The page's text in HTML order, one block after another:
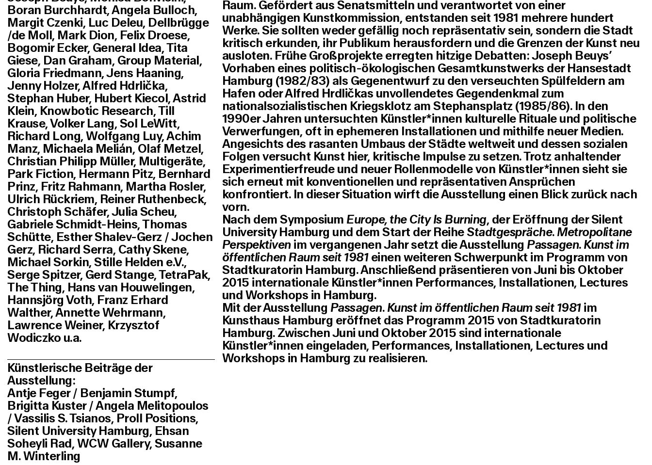
Boran Burchhardt, Angela Bulloch,
Margit Czenki, Luc Deleu, Dellbrügge
/de Moll, Mark Dion, Felix Droese,
Bogomir Ecker, General Idea, Tita
Giese, Dan Graham, Group Material,
Gloria Friedmann, Jens Haaning,
Jenny Holzer, Alfred Hdrlička,
Stephan Huber, Hubert Kiecol, Astrid
Klein, Knowbotic Research, Till
Krause, Volker Lang, Sol LeWitt,
Richard Long, Wolfgang Luy, Achim
Manz, Michaela Melián, Olaf Metzel,
Christian Philipp Müller, Multigeräte,
Park Fiction, Hermann Pitz, Bernhard
Prinz, Fritz Rahmann, Martha Rosler,
Ulrich Rückriem, Reiner Ruthenbeck,
Christoph Schäfer, Julia Scheu,
Gabriele Schmidt-Heins, Thomas
Schütte, Esther Shalev-Gerz / Jochen
Gerz, Richard Serra, Cathy Skene,
Michael Sorkin, Stille Helden e.V.,
Serge Spitzer, Gerd Stange, TetraPak,
The Thing, Hans van Houwelingen,
Hannsjörg Voth, Franz Erhard
Walther, Annette Wehrmann,
Lawrence Weiner, Krzysztof
Wodiczko u.a.
Künstlerische Beiträge der
Ausstellung:
Antje Feger / Benjamin Stumpf,
Brigitta Kuster / Angela Melitopoulos
/ Vassilis S. Tsianos, Proll Positions,
Silent University Hamburg, Ehsan
Soheyli Rad, WCW Gallery, Susanne
M. Winterling
Raum. Gefördert aus Senatsmitteln und verantwortet von einer
unabhängigen Kunstkommission, entstanden seit 1981 mehrere hundert
Werke. Sie sollten weder gefällig noch repräsentativ sein, sondern die Stadt
kritisch erkunden, ihr Publikum herausfordern und die Grenzen der Kunst neu
ausloten. Frühe Großprojekte erregten hitzige Debatten: Joseph Beuys’
Vorhaben eines politisch-ökologischen Gesamtkunstwerks der Hansestadt
Hamburg (1982/83) als Gegenentwurf zu den verseuchten Spülfeldern am
Hafen oder Alfred Hrdličkas unvollendetes Gegendenkmal zum
nationalsozialistischen Kriegsklotz am Stephansplatz (1985/86). In den
1990er Jahren untersuchten Künstler*innen kulturelle Rituale und politische
Verwerfungen, oft in ephemeren Installationen und mithilfe neuer Medien.
Angesichts des rasanten Umbaus der Städte weltweit und dessen sozialen
Folgen versucht Kunst hier, kritische Impulse zu setzen. Trotz anhaltender
Experimentierfreude und neuer Rollenmodelle von Künstler*innen sieht sie
sich erneut mit konventionellen und repräsentativen Ansprüchen
konfrontiert. In dieser Situation wirft die Ausstellung einen Blick zurück nach
vorn.
Nach dem Symposium Europe, the City Is Burning, der Eröffnung der Silent
University Hamburg und dem Start der ReiheStadtgespräche. Metropolitane
Perspektivenim vergangenen Jahr setzt die Ausstellung Passagen. Kunst im
öffentlichen Raum seit 1981einen weiteren Schwerpunkt im Programm von
Stadtkuratorin Hamburg. Anschließend präsentieren von Juni bis Oktober
2015 internationale Künstler*innen Performances, Installationen, Lectures
und Workshops in Hamburg.
Mit der Ausstellung Passagen. Kunst im öffentlichen Raum seit 1981im
Kunsthaus Hamburg eröffnet das Programm 2015 von Stadtkuratorin
Hamburg.Zwischen Juni und Oktober 2015 sind internationale
Künstler*innen eingeladen, Performances, Installationen, Lectures und
Workshops in Hamburg zu realisieren.